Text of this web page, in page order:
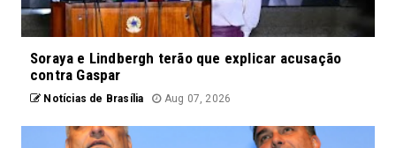
Soraya e Lindbergh terão que explicar acusação
contra Gaspar
Notícias de Brasília Aug 07, 2026